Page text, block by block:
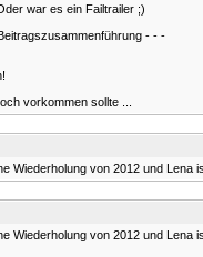
war es ein Failtrailer ;)
- - -
vorkommen sollte ...
Wiederholung von 2012 und Lena
Wiederholung von 2012 und Lena